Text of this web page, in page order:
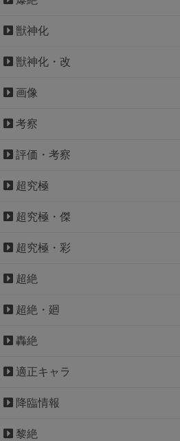
獣神化
獣神化・改
画像
考察
評価・考察
超究極
超究極・傑
超究極・彩
超絶
超絶・廻
轟絶
適正キャラ
降臨情報
黎絶